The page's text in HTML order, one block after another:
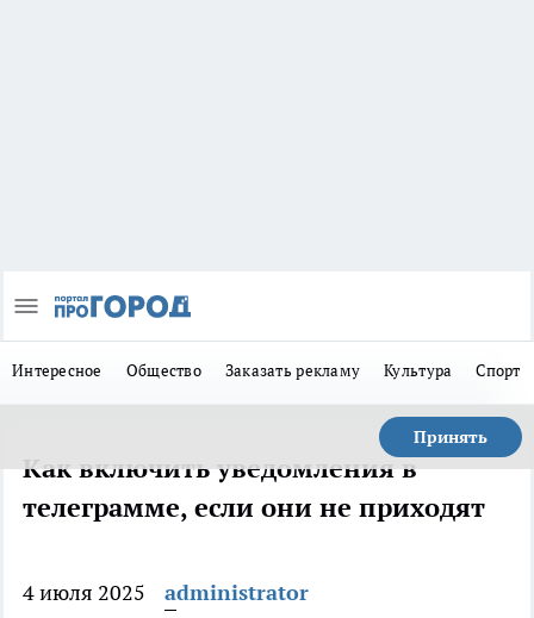
Интересное Общество Заказать рекламу Культура Спорт
Принять
Как включить уведомления в
телеграмме, если они не приходят
4 июля 2025
administrator